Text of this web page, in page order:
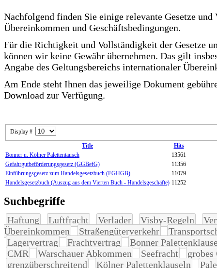
Nachfolgend finden Sie einige relevante Gesetze und
Übereinkommen und Geschäftsbedingungen.
Für die Richtigkeit und Vollständigkeit der Gesetze
können wir keine Gewähr übernehmen. Das gilt
Angabe des Geltungsbereichs internationaler
Am Ende steht Ihnen das jeweilige Dokument
Download zur Verfügung.
Display #
Title
Hits
Bonner u. Kölner Palettentausch
13561
Gefahrgutbeförderungsgesetz (GGBefG)
11356
Einführungsgesetz zum Handelsgesetzbuch (EGHGB)
11079
Handelsgesetzbuch (Auszug aus dem Vierten Buch - Handelsgeschäfte) 11252
Suchbegriffe
Haftung Luftfracht Verlader Visby-Regeln
Übereinkommen
Straßengüterverkehr
Lagervertrag
Frachtvertrag
Bonner
CMR
Warschauer Abkommen Seefracht
grobes
grenzüberschreitend
Kölner Palettenklauseln